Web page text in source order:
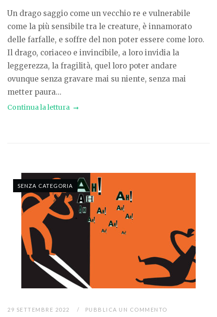
Un drago saggio come un vecchio re e vulnerabile
come la più sensibile tra le creature, è innamorato
delle farfalle, e soffre del non poter essere come loro.
Il drago, coriaceo e invincibile, a loro invidia la
leggerezza, la fragilità, quel loro poter andare
ovunque senza gravare mai su niente, senza mai
metter paura...
Continua la lettura
SENZA CATEGORIA
29 SETTEMBRE 2022 PUBBLICA UN COMMENTO